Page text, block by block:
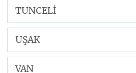
TUNCELİ
UŞAK
VAN